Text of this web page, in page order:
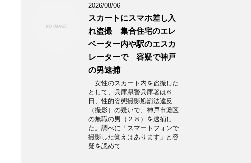
2026/08/06
スカートにスマホ差し入
れ盗撮 集合住宅のエレ
ベーター内や駅のエスカ
レーターで 容疑で神戸
の男逮捕
女性のスカート内を盗撮した
として、兵庫県警兵庫署は６
日、性的姿態撮影処罰法違反
（撮影）の疑いで、神戸市灘区
の無職の男（２８）を逮捕し
た。調べに「スマートフォンで
撮影した覚えはあります」と容
疑を認めて ...